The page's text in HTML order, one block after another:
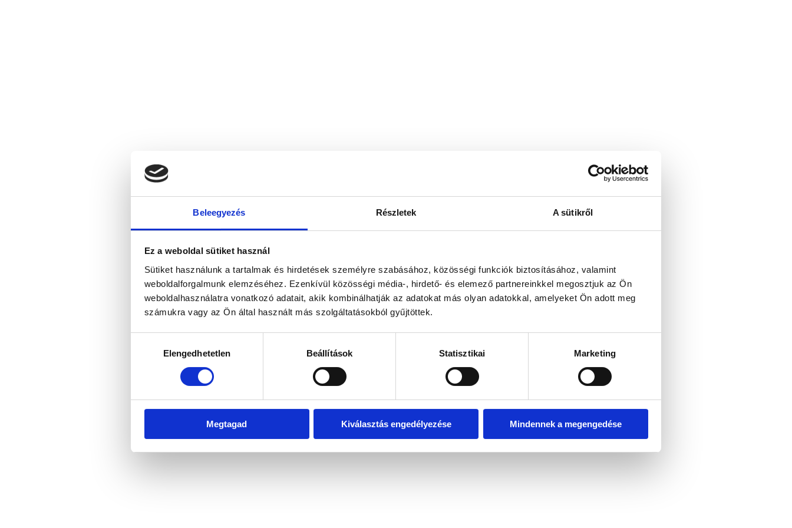
Beleegyezés Részletek A sütikről
Ez a weboldal sütiket használ
Sütiket használunk a tartalmak és hirdetések személyre szabásához, közösségi funkciók biztosításához, valamint
weboldalforgalmunk elemzéséhez. Ezenkívül közösségi média-, hirdető- és elemező partnereinkkel megosztjuk az Ön
weboldalhasználatra vonatkozó adatait, akik kombinálhatják az adatokat más olyan adatokkal, amelyeket Ön adott meg
számukra vagy az Ön által használt más szolgáltatásokból gyűjtöttek.
kiválasztásaElengedhetetlen Beállítások Statisztikai Marketing
Megtagad Kiválasztás engedélyezése Mindennek a megengedése
Application error: a client-side exception has occurred while loadingwww.bicapp.hu (see the browser console for more information)